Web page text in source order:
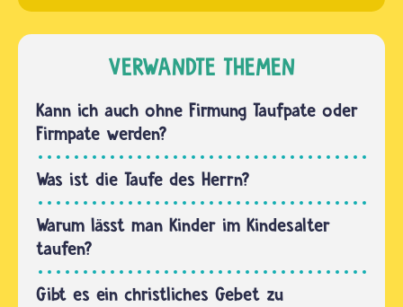
zu…
Evangelist
dass…
Christinnen
und
Christen
ihre
Kinder
schon als
Baby
oder in
den
ersten
Lebensjahren
taufen.…
VERWANDTE THEMEN
Kann ich auch ohne Firmung Taufpate oder
Firmpate werden?
Was ist die Taufe des Herrn?
Warum lässt man Kinder im Kindesalter
taufen?
Gibt es ein christliches Gebet zu